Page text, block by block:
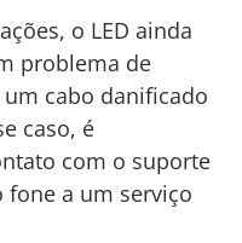
o LED ainda
problema de
cabo danificado
caso, é
com o suporte
fone a um serviço